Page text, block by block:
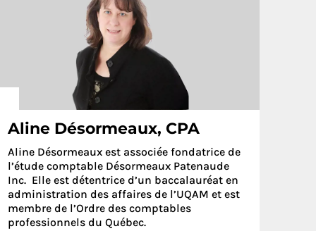
Aline Désormeaux, CPA
Aline Désormeaux est associée fondatrice de
l’étude comptable Désormeaux Patenaude
Inc. Elle est détentrice d’un baccalauréat en
administration des affaires de l’UQAM et est
membre de l’Ordre des comptables
professionnels du Québec.